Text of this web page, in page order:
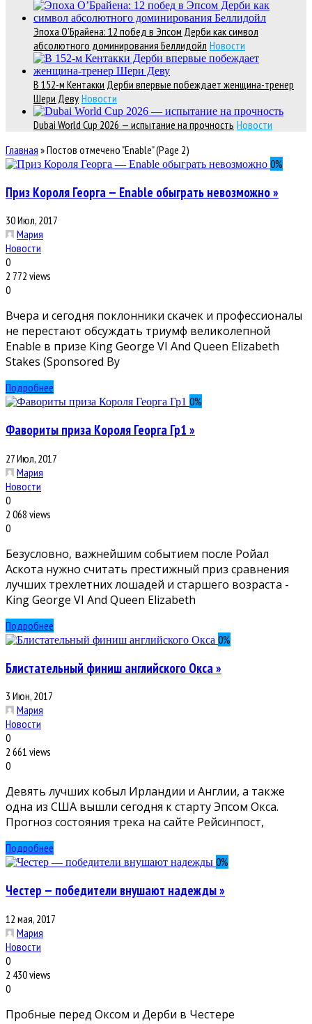
Эпоха О’Брайена: 12 побед в Эпсом Дерби как символ
абсолютного доминирования Беллидойл Новости
В 152-м Кентакки Дерби впервые побеждает женщина-тренер
Шери Деву Новости
Dubai World Cup 2026 — испытание на прочность Новости
Главная »Постов отмечено "Enable"(Page 2)
0%
Приз Короля Георга — Enable обыграть невозможно »
30 Июл, 2017
Мария
Новости
0
2 772 views
0
Вчера и сегодня поклонники скачек и профессионалы
не перестают обсуждать триумф великолепной
Enable в призе King George VI And Queen Elizabeth
Stakes (Sponsored By
Подробнее
0%
Фавориты приза Короля Георга Гр1 »
27 Июл, 2017
Мария
Новости
0
2 068 views
0
Безусловно, важнейшим событием после Ройал
Аскота нужно считать престижный приз сравнения
лучших трехлетних лошадей и старшего возраста -
King George VI And Queen Elizabeth
Подробнее
0%
Блистательный финиш английского Окса »
3 Июн, 2017
Мария
Новости
0
2 661 views
0
Девять лучших кобыл Ирландии и Англии, а также
одна из США вышли сегодня к старту Эпсом Окса.
Прогноз состояния трека на сайте Рейсинпост,
Подробнее
0%
Честер — победители внушают надежды »
12 мая, 2017
Мария
Новости
0
2 430 views
0
Пробные перед Оксом и Дерби в Честере